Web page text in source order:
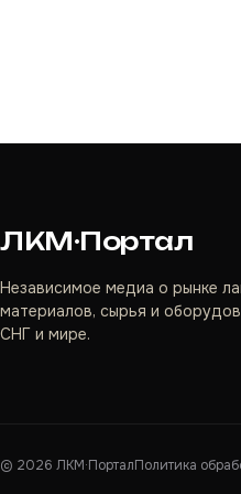
ЛКМ·Портал
Независимое медиа о рынке
материалов, сырья и
СНГ и мире.
© 2026 ЛКМ·ПорталПолитика